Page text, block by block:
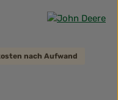
von 5 Sternen
nach Aufwand